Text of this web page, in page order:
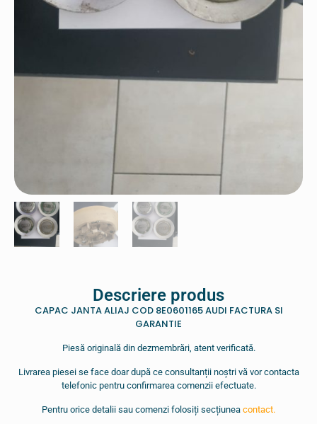
Descriere produs
CAPAC JANTA ALIAJ COD 8E0601165 AUDI FACTURA SI
GARANTIE
Piesă originală din dezmembrări, atent verificată.
Livrarea piesei se face doar după ce consultanții noștri vă vor contacta
telefonic pentru confirmarea comenzii efectuate.
Pentru orice detalii sau comenzi folosiți secțiunea contact.